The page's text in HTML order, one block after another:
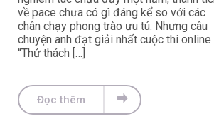
về pace chưa có gì đáng kể so với các
chân chạy phong trào ưu tú. Nhưng câu
chuyện anh đạt giải nhất cuộc thi online
“Thử thách […]
Đọc thêm